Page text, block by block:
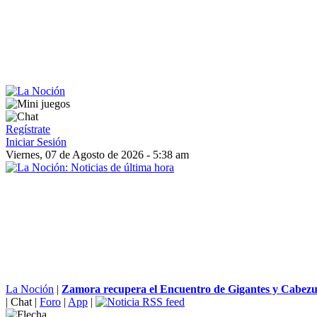
Regístrate
Iniciar Sesión
Viernes, 07 de Agosto de 2026 - 5:38 am
La Noción | Zamora recupera el Encuentro de Gigantes y
| Chat | Foro | App |